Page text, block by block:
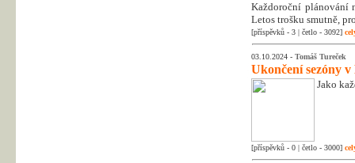
Každoroční plánování
Letos trošku smutně,
[příspěvků - 3 | četlo - 3092]
03.10.2024 - Tomáš Tureček
Ukončení sezóny v
Jako
[příspěvků - 0 | četlo - 3000]